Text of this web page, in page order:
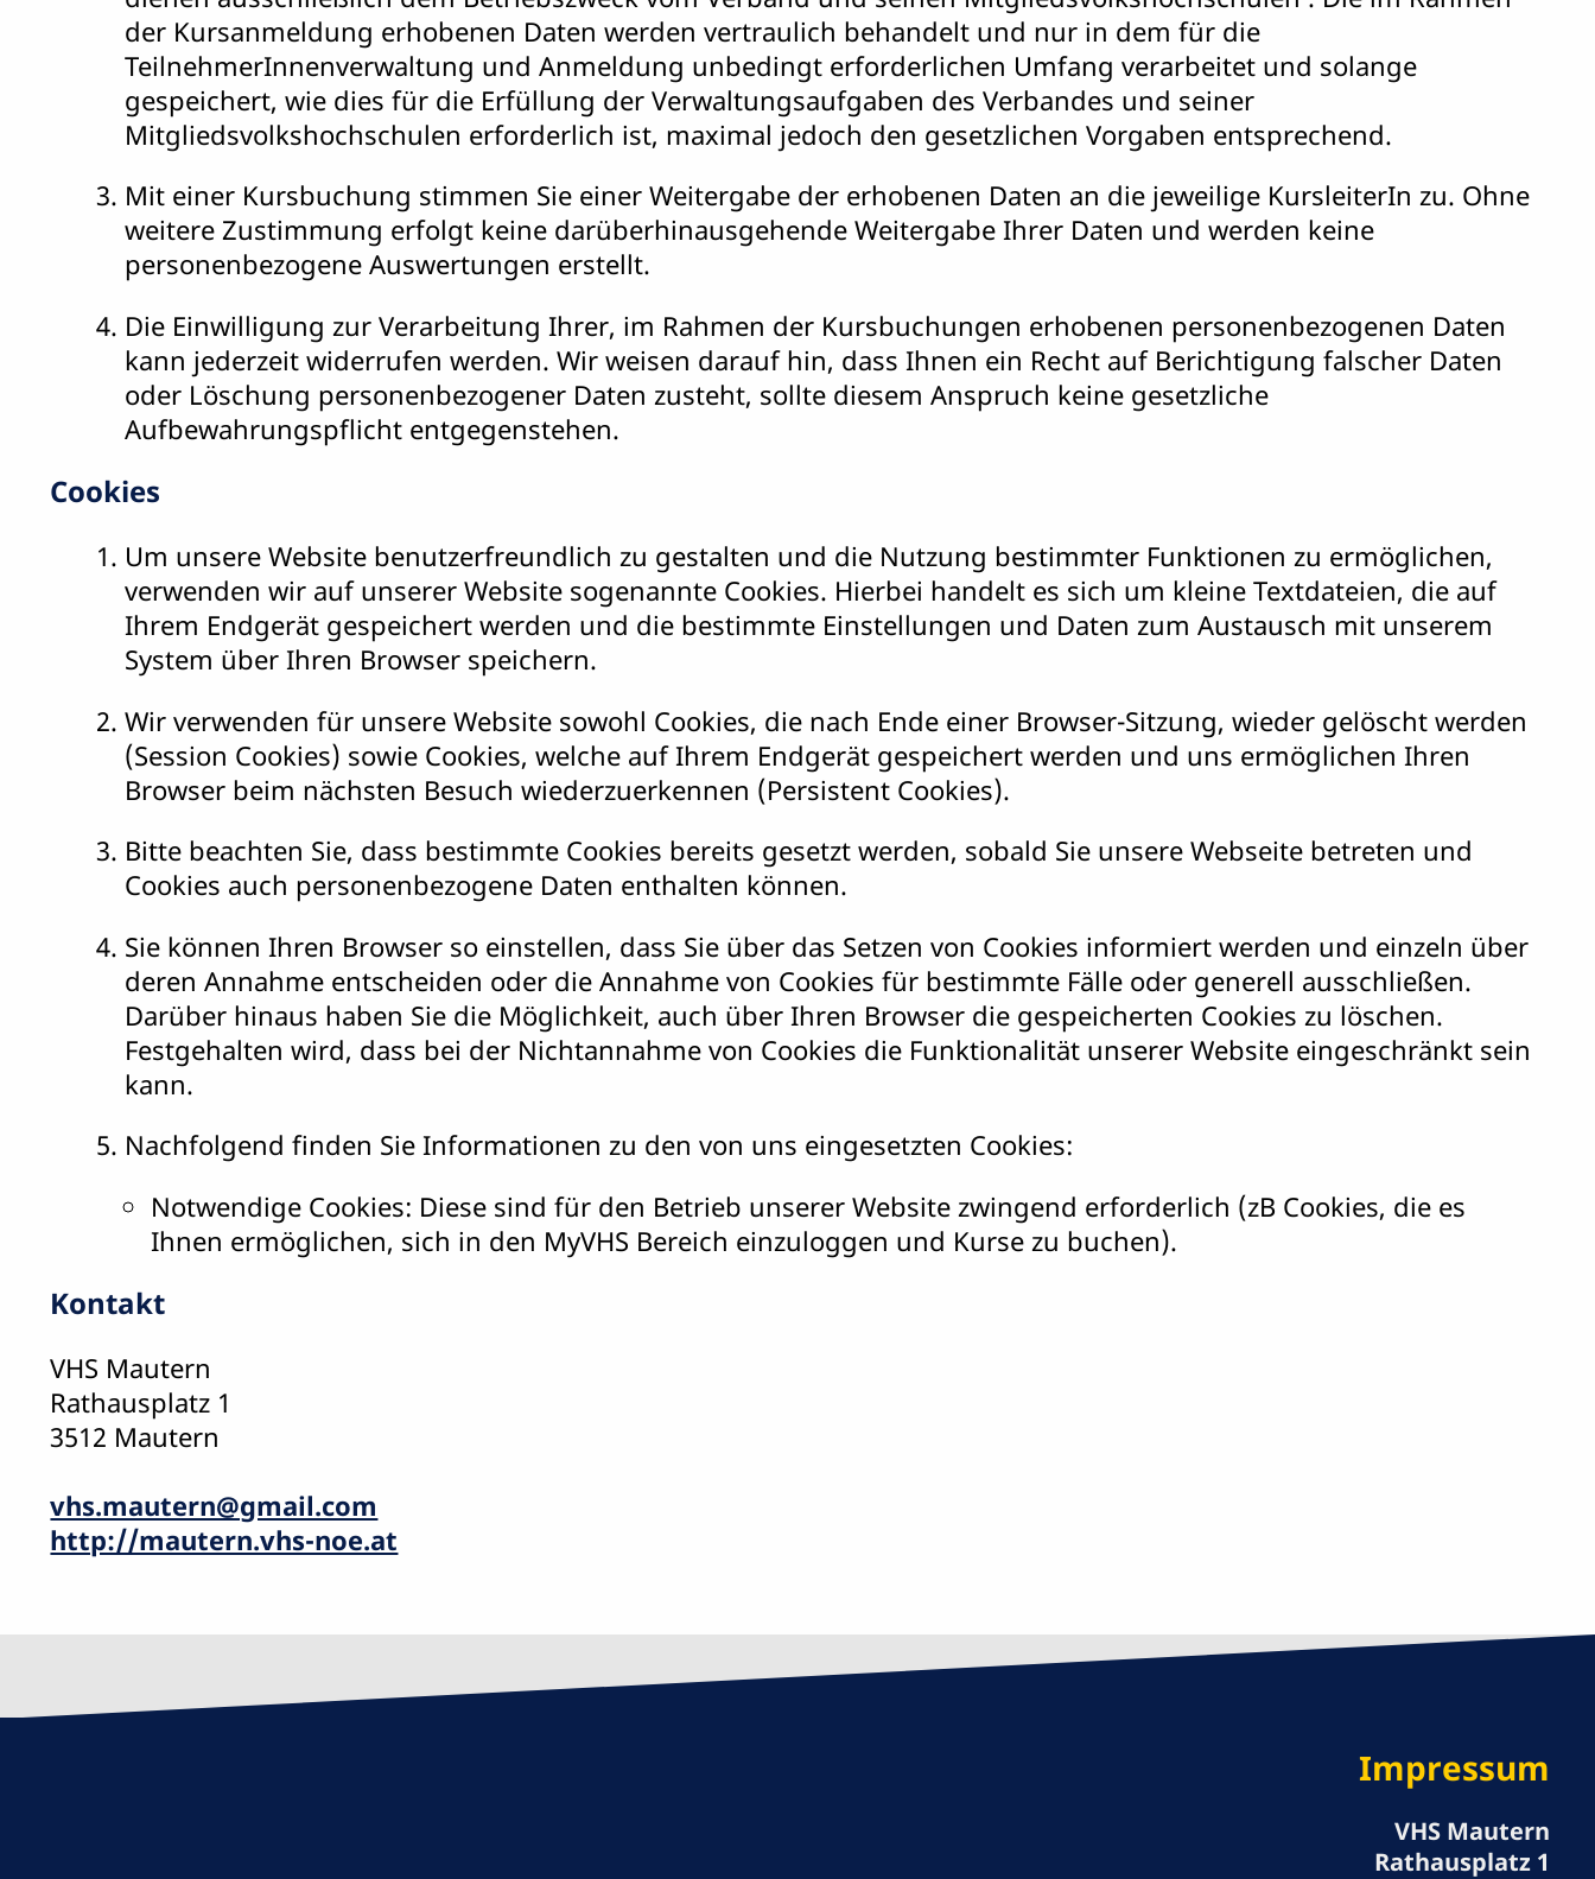
der Kursanmeldung erhobenen Daten werden vertraulich behandelt und nur in dem für die
TeilnehmerInnenverwaltung und Anmeldung unbedingt erforderlichen Umfang verarbeitet und solange
gespeichert, wie dies für die Erfüllung der Verwaltungsaufgaben des Verbandes und seiner
Mitgliedsvolkshochschulen erforderlich ist, maximal jedoch den gesetzlichen Vorgaben entsprechend.
Mit einer Kursbuchung stimmen Sie einer Weitergabe der erhobenen Daten an die jeweilige KursleiterIn zu. Ohne
weitere Zustimmung erfolgt keine darüberhinausgehende Weitergabe Ihrer Daten und werden keine
personenbezogene Auswertungen erstellt.
Die Einwilligung zur Verarbeitung Ihrer, im Rahmen der Kursbuchungen erhobenen personenbezogenen Daten
kann jederzeit widerrufen werden. Wir weisen darauf hin, dass Ihnen ein Recht auf Berichtigung falscher Daten
oder Löschung personenbezogener Daten zusteht, sollte diesem Anspruch keine gesetzliche
Aufbewahrungspflicht entgegenstehen.
Cookies
Um unsere Website benutzerfreundlich zu gestalten und die Nutzung bestimmter Funktionen zu ermöglichen,
verwenden wir auf unserer Website sogenannte Cookies. Hierbei handelt es sich um kleine Textdateien, die auf
Ihrem Endgerät gespeichert werden und die bestimmte Einstellungen und Daten zum Austausch mit unserem
System über Ihren Browser speichern.
Wir verwenden für unsere Website sowohl Cookies, die nach Ende einer Browser-Sitzung, wieder gelöscht werden
(Session Cookies) sowie Cookies, welche auf Ihrem Endgerät gespeichert werden und uns ermöglichen Ihren
Browser beim nächsten Besuch wiederzuerkennen (Persistent Cookies).
Bitte beachten Sie, dass bestimmte Cookies bereits gesetzt werden, sobald Sie unsere Webseite betreten und
Cookies auch personenbezogene Daten enthalten können.
Sie können Ihren Browser so einstellen, dass Sie über das Setzen von Cookies informiert werden und einzeln über
deren Annahme entscheiden oder die Annahme von Cookies für bestimmte Fälle oder generell ausschließen.
Darüber hinaus haben Sie die Möglichkeit, auch über Ihren Browser die gespeicherten Cookies zu löschen.
Festgehalten wird, dass bei der Nichtannahme von Cookies die Funktionalität unserer Website eingeschränkt sein
kann.
Nachfolgend finden Sie Informationen zu den von uns eingesetzten Cookies:
Notwendige Cookies: Diese sind für den Betrieb unserer Website zwingend erforderlich (zB Cookies, die es
Ihnen ermöglichen, sich in den MyVHS Bereich einzuloggen und Kurse zu buchen).
Kontakt
VHS Mautern
Rathausplatz 1
3512 Mautern
vhs.mautern@gmail.com
http://mautern.vhs-noe.at
Impressum
VHS Mautern
Rathausplatz 1